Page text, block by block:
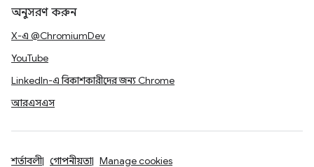
অনুসরণ করুন
X-এ @ChromiumDev
YouTube
LinkedIn-এ বিকাশকারীদের জন্য Chrome
আরএসএস
শর্তাবলী গোপনীয়তা Manage cookies